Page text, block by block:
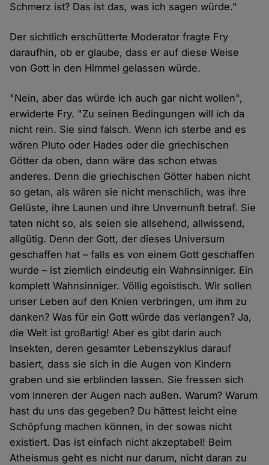
Schmerz ist? Das ist das, was ich sagen würde."
Der sichtlich erschütterte Moderator fragte Fry
daraufhin, ob er glaube, dass er auf diese Weise
von Gott in den Himmel gelassen würde.
"Nein, aber das würde ich auch gar nicht wollen",
erwiderte Fry. "Zu seinen Bedingungen will ich da
nicht rein. Sie sind falsch. Wenn ich sterbe and es
wären Pluto oder Hades oder die griechischen
Götter da oben, dann wäre das schon etwas
anderes. Denn die griechischen Götter haben nicht
so getan, als wären sie nicht menschlich, was ihre
Gelüste, ihre Launen und ihre Unvernunft betraf. Sie
taten nicht so, als seien sie allsehend, allwissend,
allgütig. Denn der Gott, der dieses Universum
geschaffen hat – falls es von einem Gott geschaffen
wurde – ist ziemlich eindeutig ein Wahnsinniger. Ein
komplett Wahnsinniger. Völlig egoistisch. Wir sollen
unser Leben auf den Knien verbringen, um ihm zu
danken? Was für ein Gott würde das verlangen? Ja,
die Welt ist großartig! Aber es gibt darin auch
Insekten, deren gesamter Lebenszyklus darauf
basiert, dass sie sich in die Augen von Kindern
graben und sie erblinden lassen. Sie fressen sich
vom Inneren der Augen nach außen. Warum? Warum
hast du uns das gegeben? Du hättest leicht eine
Schöpfung machen können, in der sowas nicht
existiert. Das ist einfach nicht akzeptabel! Beim
Atheismus geht es nicht nur darum, nicht daran zu